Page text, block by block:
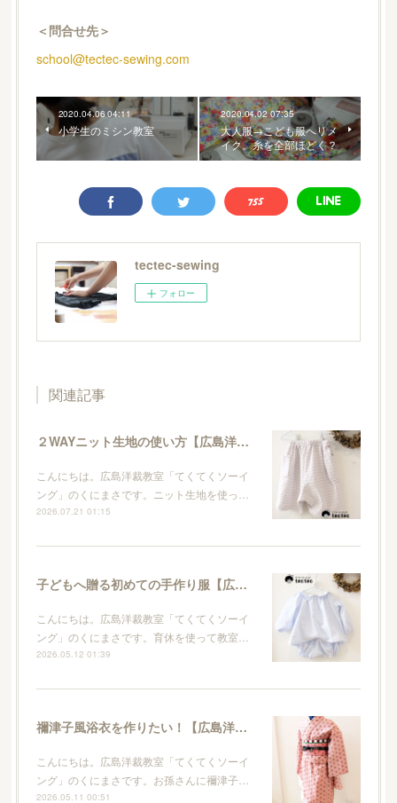
＜問合せ先＞
school@tectec-sewing.com
2020.04.06 04:11
小学生のミシン教室
2020.04.02 07:35
大人服→こども服へリメ
イク。糸を全部ほどく？
tectec-sewing
フォロー
関連記事
２WAYニット生地の使い方【広島洋裁教室・てくてくソーイング】
こんにちは。広島洋裁教室「てくてくソーイ
ング」のくにまさです。ニット生地を使っ…
2026.07.21 01:15
子どもへ贈る初めての手作り服【広島洋裁教室・てくてくソーイング】
こんにちは。広島洋裁教室「てくてくソーイ
ング」のくにまさです。育休を使って教室…
2026.05.12 01:39
禰津子風浴衣を作りたい！【広島洋裁教室・てくてくソーイング】
こんにちは。広島洋裁教室「てくてくソーイ
ング」のくにまさです。お孫さんに禰津子…
2026.05.11 00:51